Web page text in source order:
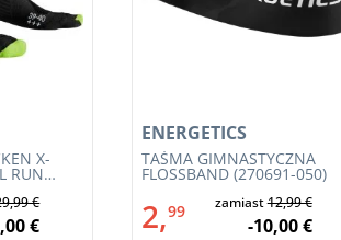
X-
RUN
€
€
TAŚMA GIMNASTYCZNA
FLOSSBAND (270691-050)
ENERGETICS
2,99 zamiast12,99 €
-10,00 €